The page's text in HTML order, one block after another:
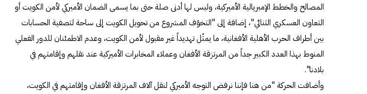
المصالح والخطط الإمبريالية الأميركية، وليس لها أدنى صلة حتى بما يسمى الضمان الأميركي لأمن الكويت أو
التعاون العسكري الثنائي"، إضافة إلى "التخوّف المشروع من تحويل الكويت إلى ساحة لتصفية الحسابات
بين أطراف الحرب الأهلية الأفغانية، ما يمثّل تهديداً غير مقبول لأمن الكويت، وعدم الاطمئنان للدور الفعلي
المنوط بهذا العدد الكبير جداً من المرتزقة الأفغان وعملاء المخابرات الأميركية عند نقلهم وإقامتهم في
بلادنا".
وأضافت الحركة "من هنا فإننا نرفض التوجه الأميركي لنقل آلاف المرتزقة الأفغان وإقامتهم في الكويت،